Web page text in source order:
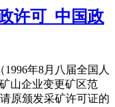
许可_中国政
1996年8月八届全国人
山企业变更矿区范
原颁发采矿许可证的